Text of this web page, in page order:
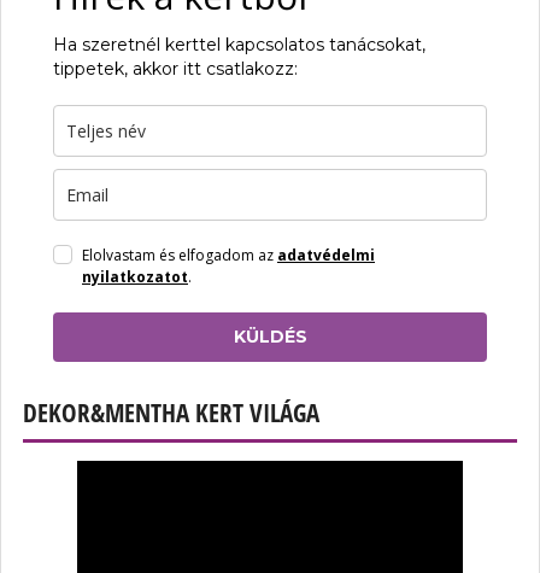
Ha szeretnél kerttel kapcsolatos tanácsokat,
tippetek, akkor itt csatlakozz:
Elolvastam és elfogadom az adatvédelmi
nyilatkozatot.
KÜLDÉS
DEKOR&MENTHA KERT VILÁGA